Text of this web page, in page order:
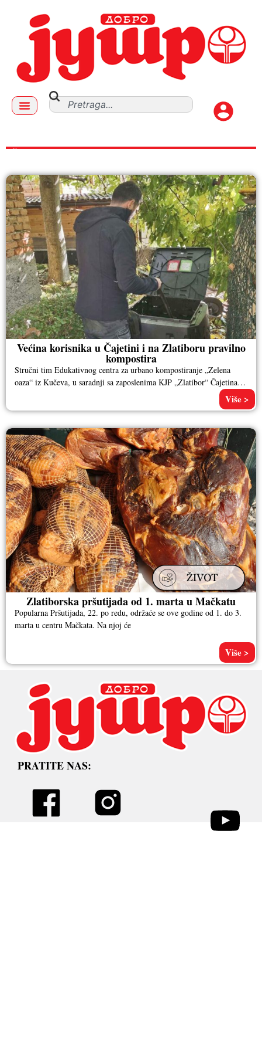
ČAJETINA
Većina korisnika u Čajetini i na Zlatiboru pravilno
kompostira
Stručni tim Edukativnog centra za urbano kompostiranje „Zelena
oaza“ iz Kučeva, u saradnji sa zaposlenima KJP „Zlatibor“ Čajetina,
Više >
Zlatiborska pršutijada od 1. marta u Mačkatu
Popularna Pršutijada, 22. po redu, održaće se ove godine od 1. do 3.
marta u centru Mačkata. Na njoj će
Više >
PRATITE NAS: